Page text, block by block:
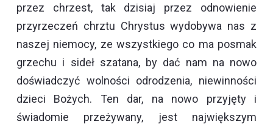
przez chrzest, tak dzisiaj przez odnowienie
przyrzeczeń chrztu Chrystus wydobywa nas z
naszej niemocy, ze wszystkiego co ma posmak
grzechu i sideł szatana, by dać nam na nowo
doświadczyć wolności odrodzenia, niewinności
dzieci Bożych. Ten dar, na nowo przyjęty i
świadomie przeżywany, jest największym